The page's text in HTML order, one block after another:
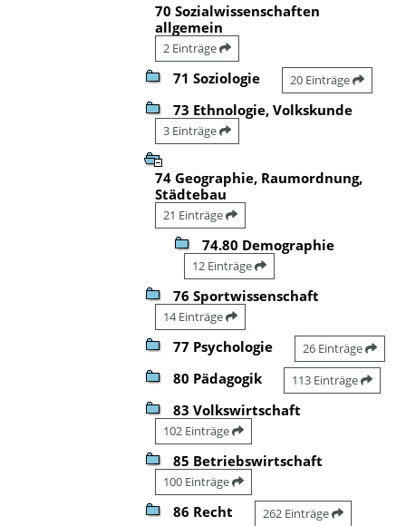
70 Sozialwissenschaften
allgemein
2 Einträge
71 Soziologie 20 Einträge
73 Ethnologie, Volkskunde
3 Einträge
74 Geographie, Raumordnung,
Städtebau
21 Einträge
74.80 Demographie
12 Einträge
76 Sportwissenschaft
14 Einträge
77 Psychologie 26 Einträge
80 Pädagogik 113 Einträge
83 Volkswirtschaft
102 Einträge
85 Betriebswirtschaft
100 Einträge
86 Recht 262 Einträge